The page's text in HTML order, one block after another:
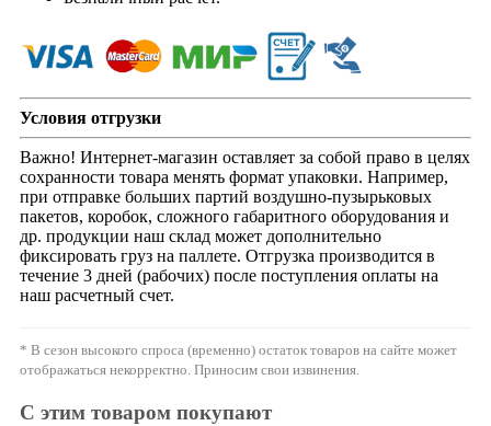
Условия отгрузки
Важно! Интернет-магазин оставляет за собой право в целях
сохранности товара менять формат упаковки. Например,
при отправке больших партий воздушно-пузырьковых
пакетов, коробок, сложного габаритного оборудования и
др. продукции наш склад может дополнительно
фиксировать груз на паллете. Отгрузка производится в
течение 3 дней (рабочих) после поступления оплаты на
наш расчетный счет.
* В сезон высокого спроса (временно) остаток товаров на сайте может
отображаться некорректно. Приносим свои извинения.
С этим товаром покупают